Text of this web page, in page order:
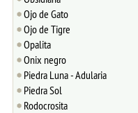
Ojo de Gato
Ojo de Tigre
Opalita
Onix negro
Piedra Luna - Adularia
Piedra Sol
Rodocrosita